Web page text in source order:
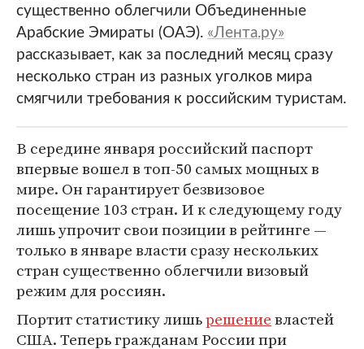
существенно облегчили Объединенные
Арабские Эмираты (ОАЭ). «Лента.ру»
рассказывает, как за последний месяц сразу
несколько стран из разных уголков мира
смягчили требования к российским туристам.
В середине января российский паспорт
впервые вошел в топ-50 самых мощных в
мире. Он гарантирует безвизовое
посещение 103 стран. И к следующему году
лишь упрочит свои позиции в рейтинге —
только в январе власти сразу нескольких
стран существенно облегчили визовый
режим для россиян.
Портит статистику лишьрешениевластей
США. Теперь гражданам России при